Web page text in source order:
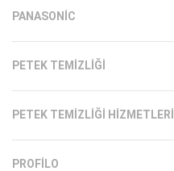
PANASONIC
PETEK TEMIZLIĞI
PETEK TEMIZLIĞI HIZMETLERI
PROFILO